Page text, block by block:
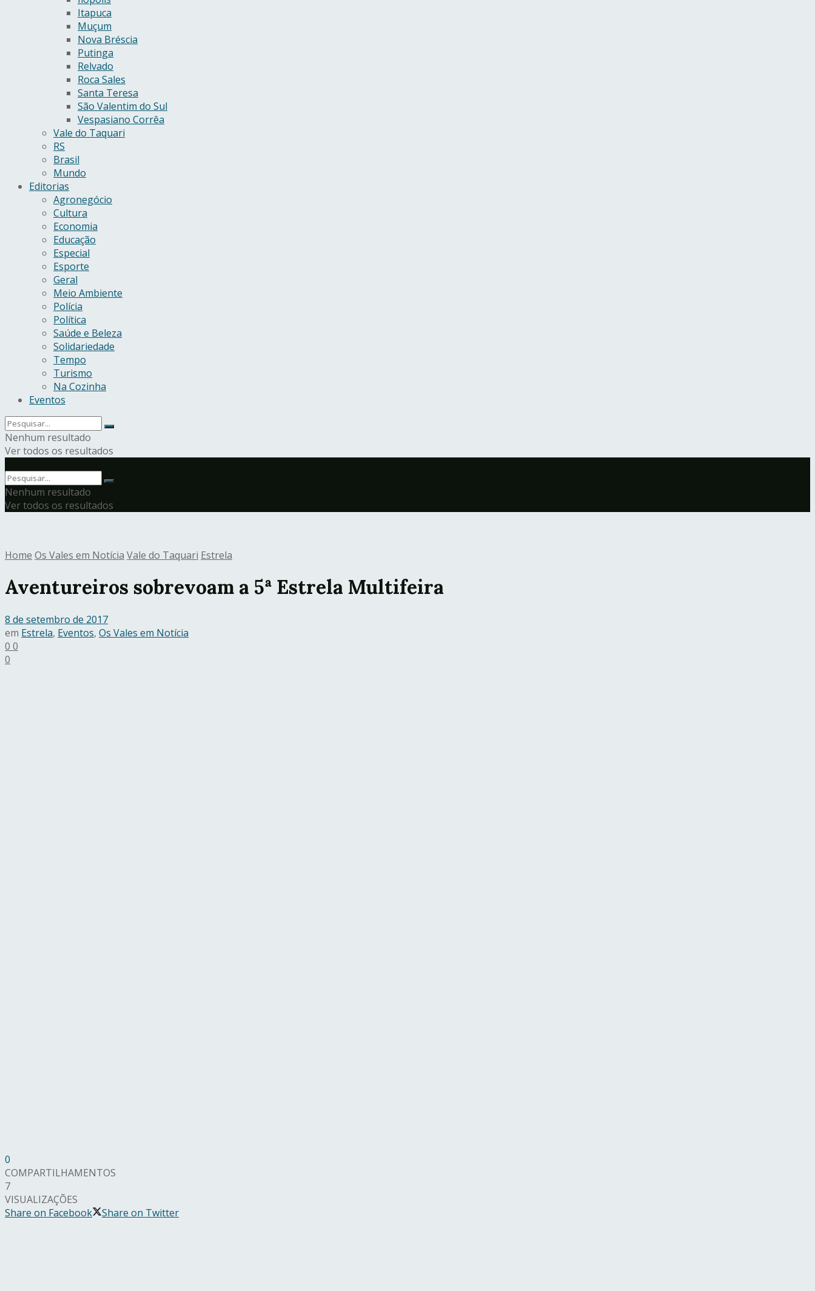
Itapuca
Muçum
Nova Bréscia
Putinga
Relvado
Roca Sales
Santa Teresa
São Valentim do Sul
Vespasiano Corrêa
Vale do Taquari
RS
Brasil
Mundo
Editorias
Agronegócio
Cultura
Economia
Educação
Especial
Esporte
Geral
Meio Ambiente
Polícia
Política
Saúde e Beleza
Solidariedade
Tempo
Turismo
Na Cozinha
Eventos
Nenhum resultado
Ver todos os resultados
Nenhum resultado
Ver todos os resultados
Home Os Vales em Notícia Vale do Taquari Estrela
Aventureiros sobrevoam a 5ª Estrela Multifeira
8 de setembro de 2017
em Estrela, Eventos, Os Vales em Notícia
0 0
0
0
COMPARTILHAMENTOS
7
VISUALIZAÇÕES
Share on Facebook
Share on Twitter